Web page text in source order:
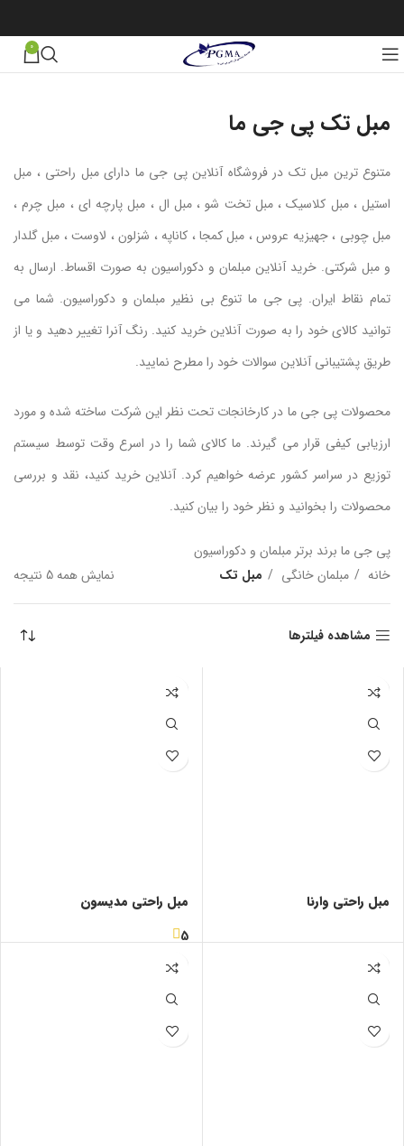
0
مبل تک پی جی ما
متنوع ترین مبل تک در فروشگاه آنلاین پی جی ما دارای مبل راحتی ، مبل
استیل ، مبل کلاسیک ، مبل تخت شو ، مبل ال ، مبل پارچه ای ، مبل چرم ،
مبل چوبی ، جهیزیه عروس ، مبل کمجا ، کاناپه ، شزلون ، لاوست ، مبل گلدار
و مبل شرکتی. خرید آنلاین مبلمان و دکوراسیون به صورت اقساط. ارسال به
تمام نقاط ایران. پی جی ما تنوع بی نظیر مبلمان و دکوراسیون. شما می
توانید کالای خود را به صورت آنلاین خرید کنید. رنگ آنرا تغییر دهید و یا از
طریق پشتیبانی آنلاین سوالات خود را مطرح نمایید.
محصولات پی جی ما در کارخانجات تحت نظر این شرکت ساخته شده و مورد
ارزیابی کیفی قرار می گیرند. ما کالای شما را در اسرع وقت توسط سیستم
توزیع در سراسر کشور عرضه خواهیم کرد. آنلاین خرید کنید، نقد و بررسی
محصولات را بخوانید و نظر خود را بیان کنید.
پی جی ما برند برتر مبلمان و دکوراسیون
خانه
مبلمان خانگی مبل تک نمایش همه 5 نتیجه
مشاهده فیلترها
مبل راحتی وارنا
مبل راحتی مدیسون
5